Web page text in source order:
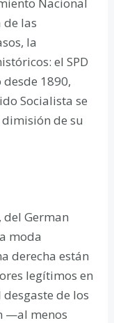
Nacional
de las
la
el SPD
1890,
Socialista se
de su
del German
moda
derecha están
legítimos en
de los
—al menos